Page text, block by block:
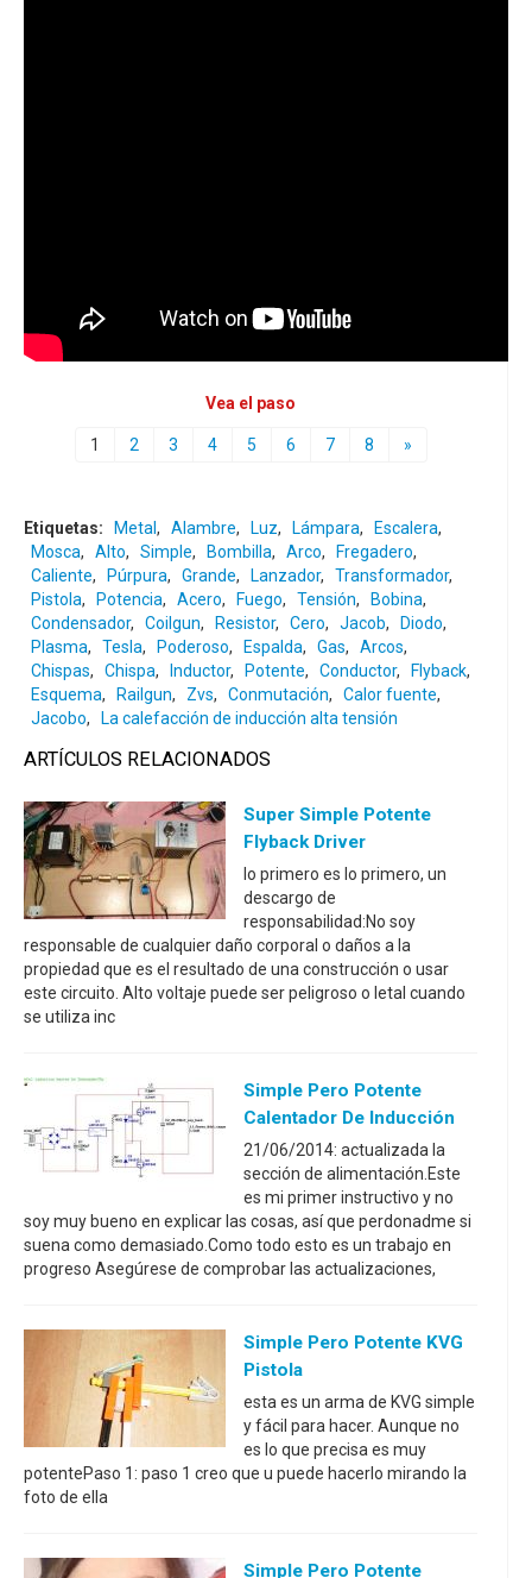
Vea el paso
1 2 3 4 5 6 7 8 »
Etiquetas: Metal , Alambre, Luz, Lámpara, Escalera,
Mosca, Alto, Simple, Bombilla, Arco, Fregadero,
Caliente, Púrpura, Grande, Lanzador, Transformador,
Pistola, Potencia, Acero, Fuego, Tensión, Bobina,
Condensador, Coilgun, Resistor, Cero, Jacob, Diodo,
Plasma, Tesla, Poderoso, Espalda, Gas, Arcos,
Chispas, Chispa, Inductor, Potente, Conductor, Flyback,
Esquema, Railgun, Zvs, Conmutación, Calor fuente,
Jacobo, La calefacción de inducción alta tensión
ARTÍCULOS RELACIONADOS
Super Simple Potente
Flyback Driver
lo primero es lo primero, un
descargo de
responsabilidad:No soy
responsable de cualquier daño corporal o daños a la
propiedad que es el resultado de una construcción o usar
este circuito. Alto voltaje puede ser peligroso o letal cuando
se utiliza inc
Simple Pero Potente
Calentador De Inducción
21/06/2014: actualizada la
sección de alimentación.Este
es mi primer instructivo y no
soy muy bueno en explicar las cosas, así que perdonadme si
suena como demasiado.Como todo esto es un trabajo en
progreso Asegúrese de comprobar las actualizaciones,
Simple Pero Potente KVG
Pistola
esta es un arma de KVG simple
y fácil para hacer. Aunque no
es lo que precisa es muy
potentePaso 1: paso 1 creo que u puede hacerlo mirando la
foto de ella
Simple Pero Potente